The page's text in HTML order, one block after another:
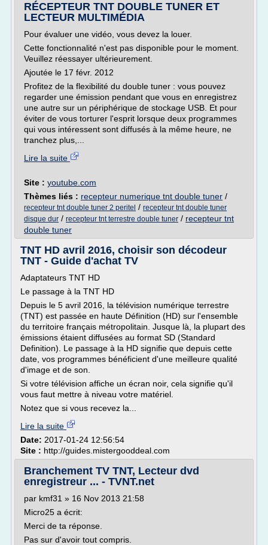
RÉCEPTEUR TNT DOUBLE TUNER ET
LECTEUR MULTIMÉDIA
Pour évaluer une vidéo, vous devez la louer.
Cette fonctionnalité n'est pas disponible pour le moment.
Veuillez réessayer ultérieurement.
Ajoutée le 17 févr. 2012
Profitez de la flexibilité du double tuner : vous pouvez
regarder une émission pendant que vous en enregistrez
une autre sur un périphérique de stockage USB. Et pour
éviter de vous torturer l'esprit lorsque deux programmes
qui vous intéressent sont diffusés à la même heure, ne
tranchez plus,...
Lire la suite
Site : youtube.com
Thèmes liés : recepteur numerique tnt double tuner /
recepteur tnt double tuner 2 peritel / recepteur tnt double tuner
disque dur / recepteur tnt terrestre double tuner / recepteur tnt
double tuner
TNT HD avril 2016, choisir son décodeur
TNT - Guide d'achat TV
Adaptateurs TNT HD
Le passage à la TNT HD
Depuis le 5 avril 2016, la télévision numérique terrestre
(TNT) est passée en haute Définition (HD) sur l'ensemble
du territoire français métropolitain. Jusque là, la plupart des
émissions étaient diffusées au format SD (Standard
Definition). Le passage à la HD signifie que depuis cette
date, vos programmes bénéficient d'une meilleure qualité
d'image et de son.
Si votre télévision affiche un écran noir, cela signifie qu'il
vous faut mettre à niveau votre matériel.
Notez que si vous recevez la...
Lire la suite
Date: 2017-01-24 12:56:54
Site : http://guides.mistergooddeal.com
Branchement TV TNT, Lecteur dvd
enregistreur ... - TVNT.net
par kmf31 » 16 Nov 2013 21:58
Micro25 a écrit:
Merci de ta réponse.
Pas sur d'avoir tout compris.